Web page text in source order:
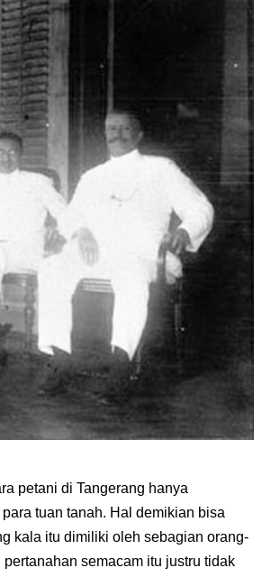
petani di Tangerang hanya
tuan tanah. Hal demikian bisa
kala itu dimiliki oleh sebagian orang-
semacam itu justru tidak